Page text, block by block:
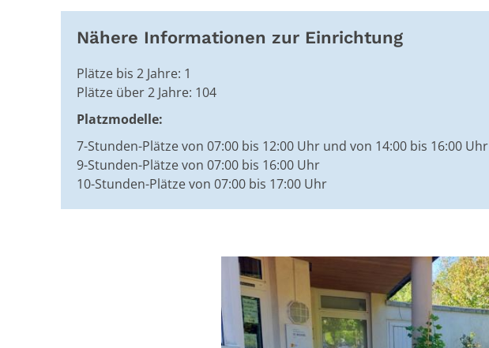
Nähere Informationen zur Einrichtung
Plätze bis 2 Jahre: 1
Plätze über 2 Jahre: 104
Platzmodelle:
7-Stunden-Plätze von 07:00 bis 12:00 Uhr und von 14:00 bis 16:00 Uhr
9-Stunden-Plätze von 07:00 bis 16:00 Uhr
10-Stunden-Plätze von 07:00 bis 17:00 Uhr